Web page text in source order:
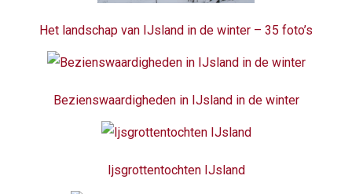
Het landschap van IJsland in de winter – 35 foto’s
Bezienswaardigheden in IJsland in de winter
Ijsgrottentochten IJsland